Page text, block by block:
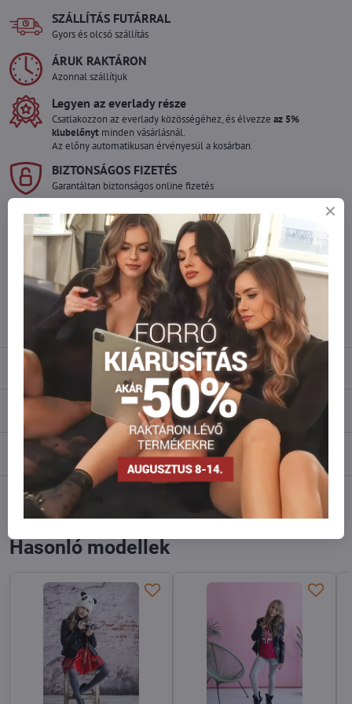
SZÁLLÍTÁS FUTÁRRAL
Gyors és olcsó szállítás
ÁRUK RAKTÁRON
Azonnal szállítjuk
Legyen az everlady része
Csatlakozzon az everlady közösségéhez, és élvezze az 5%
klubelőnyt minden vásárlásnál.
Az előny automatikusan érvényesül a kosárban.
BIZTONSÁGOS FIZETÉS
Garantáltan biztonságos online fizetés
Szeretne több terméket rendelni mint
amennyi raktáron van?
Ne habozzon kapcsolatba lépni velünk, raktárra szállítjuk az árut!
info​@everlady​.eu
Leírás
0
Fórum 0
Facebook Reddit LinkedIn
mail
Hasonló modellek